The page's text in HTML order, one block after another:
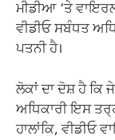
ਮੀਡੀਆ ‘ਤੇ
ਵੀਡੀਓ ਸਬੰਧਤ
ਪਤਨੀ ਹੈ।
ਲੋਕਾਂ ਦਾ ਦੋਸ਼ ਹੈ ਕਿ
ਅਧਿਕਾਰੀ ਇਸ
ਹਾਲਾਂਕਿ, ਵੀਡੀਓ